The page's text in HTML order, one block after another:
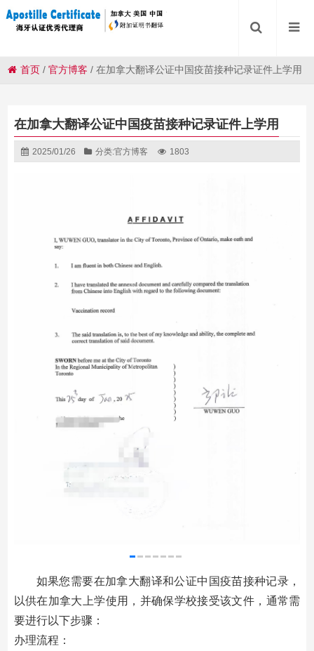
首页 /官方博客 /在加拿大翻译公证中国疫苗接种记录证件上学用
在加拿大翻译公证中国疫苗接种记录证件上学用
2025/01/26 分类:官方博客 1803
如果您需要在加拿大翻译和公证中国疫苗接种记录，
以供在加拿大上学使用，并确保学校接受该文件，通常需
要进行以下步骤：
办理流程：